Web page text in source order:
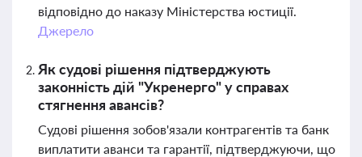
відповідно до наказу Міністерства юстиції.
Джерело
Як судові рішення підтверджують
законність дій "Укренерго" у справах
стягнення авансів?
Судові рішення зобов'язали контрагентів та банк
виплатити аванси та гарантії, підтверджуючи, що